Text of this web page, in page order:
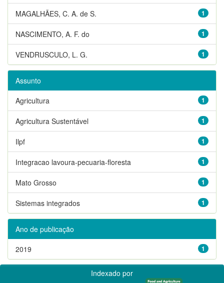
1
MAGALHÃES, C. A. de S.
1
NASCIMENTO, A. F. do
1
VENDRUSCULO, L. G.
Assunto
1
Agricultura
1
Agricultura Sustentável
1
Ilpf
1
Integracao lavoura-pecuaria-floresta
1
Mato Grosso
1
Sistemas integrados
Ano de publicação
1
2019
Indexado por